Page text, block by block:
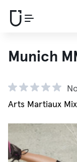
Munich
Arts Martiaux